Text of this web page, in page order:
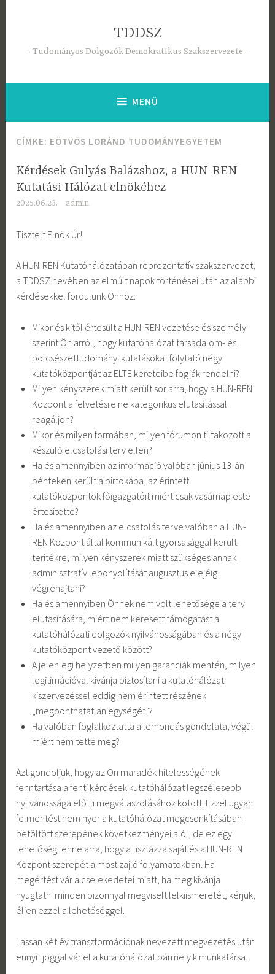
TDDSZ
Tudományos Dolgozók Demokratikus Szakszervezete
MENÜ
CÍMKE: EÖTVÖS LORÁND TUDOMÁNYEGYETEM
Kérdések Gulyás Balázshoz, a HUN-REN
Kutatási Hálózat elnökéhez
2025.06.23. admin
Tisztelt Elnök Úr!
A HUN-REN Kutatóhálózatában reprezentatív szakszervezet,
a TDDSZ nevében az elmúlt napok történései után az alábbi
kérdésekkel fordulunk Önhöz:
Mikor és kitől értesült a HUN-REN vezetése és személy
szerint Ön arról, hogy kutatóhálózat társadalom- és
bölcsészettudományi kutatásokat folytató négy
kutatóközpontját az ELTE kereteibe fogják rendelni?
Milyen kényszerek miatt került sor arra, hogy a HUN-REN
Központ a felvetésre ne kategorikus elutasítással
reagáljon?
Mikor és milyen formában, milyen fórumon tiltakozott a
készülő elcsatolási terv ellen?
Ha és amennyiben az információ valóban június 13-án
pénteken került a birtokába, az érintett
kutatóközpontok főigazgatóit miért csak vasárnap este
értesítette?
Ha és amennyiben az elcsatolás terve valóban a HUN-
REN Központ által kommunikált gyorsasággal került
terítékre, milyen kényszerek miatt szükséges annak
adminisztratív lebonyolítását augusztus elejéig
végrehajtani?
Ha és amennyiben Önnek nem volt lehetősége a terv
elutasítására, miért nem keresett támogatást a
kutatóhálózati dolgozók nyilvánosságában és a négy
kutatóközpont vezető között?
A jelenlegi helyzetben milyen garanciák mentén, milyen
legitimációval kívánja biztosítani a kutatóhálózat
kiszervezéssel eddig nem érintett részének
„megbonthatatlan egységét”?
Ha valóban foglalkoztatta a lemondás gondolata, végül
miért nem tette meg?
Azt gondoljuk, hogy az Ön maradék hitelességének
fenntartása a fenti kérdések kutatóhálózat legszélesebb
nyilvánossága előtti megválaszolásához kötött. Ezzel ugyan
felmentést nem nyer a kutatóhálózat megcsonkításában
betöltött szerepének következményei alól, de ez egy
lehetőség lenne arra, hogy a tisztázza saját és a HUN-REN
Központ szerepét a most zajló folyamatokban. Ha
megértést vár a cselekedetei miatt, ha meg kívánja
nyugtatni minden bizonnyal megviselt lelkiismeretét, kérjük,
éljen ezzel a lehetőséggel.
Lassan két év transzformációnak nevezett megvezetés után
ennyit joggal vár el a kutatóhálózat bármelyik munkatársa.